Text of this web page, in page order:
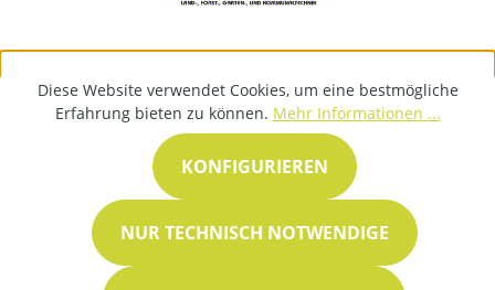
Diese Website verwendet Cookies, um eine bestmögliche
Erfahrung bieten zu können. Mehr Informationen ...
NUR TECHNISCH NOTWENDIGE
KONFIGURIEREN